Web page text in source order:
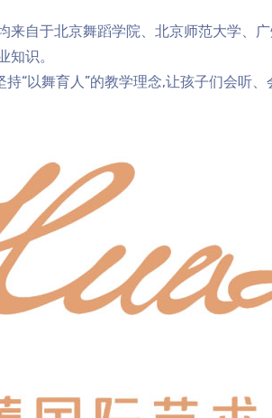
自于北京舞蹈学院、北京师范大学、
识。
“以舞育人”的教学理念,让孩子们会听